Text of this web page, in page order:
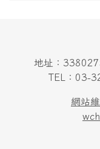
地址：338027
TEL：03-
網站